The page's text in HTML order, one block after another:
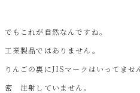
でもこれが自然なんですね。
工業製品ではありません。
りんごの裏にJISマークはいってませ
密 注射していません。